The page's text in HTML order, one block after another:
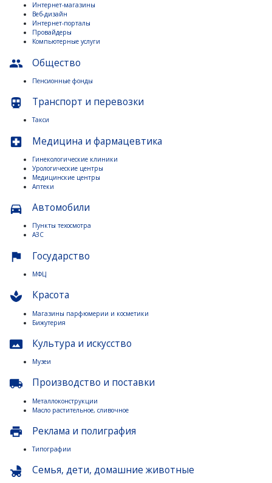
Интернет-магазины
Веб-дизайн
Интернет-порталы
Провайдеры
Компьютерные услуги
people Общество
Пенсионные фонды
directions_subway Транспорт и перевозки
Такси
local_hospital Медицина и фармацевтика
Гинекологические клиники
Урологические центры
Медицинские центры
Аптеки
directions_car Автомобили
Пункты техосмотра
АЗС
flag Государство
МФЦ
spa Красота
Магазины парфюмерии и косметики
Бижутерия
panorama Культура и искусство
Музеи
local_shipping Производство и поставки
Металлоконструкции
Масло растительное, сливочное
print Реклама и полиграфия
Типографии
child_friendly Семья, дети, домашние животные